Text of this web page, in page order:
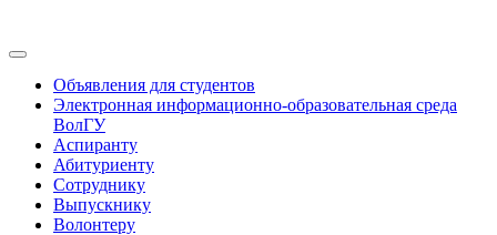
Объявления для студентов
Электронная информационно-образовательная среда
ВолГУ
Аспиранту
Абитуриенту
Сотруднику
Выпускнику
Волонтеру